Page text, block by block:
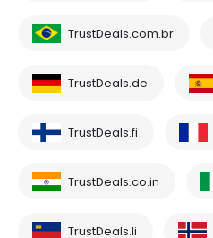
TrustDeals.com.br
TrustDeals.de
TrustDeals.fi
TrustDeals.co.in
TrustDeals.li